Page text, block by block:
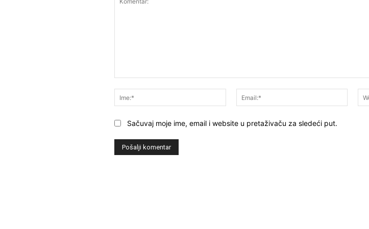
Ime:*
Email:*
Sačuvaj moje ime, email i website u pretaživaču za sledeći put.